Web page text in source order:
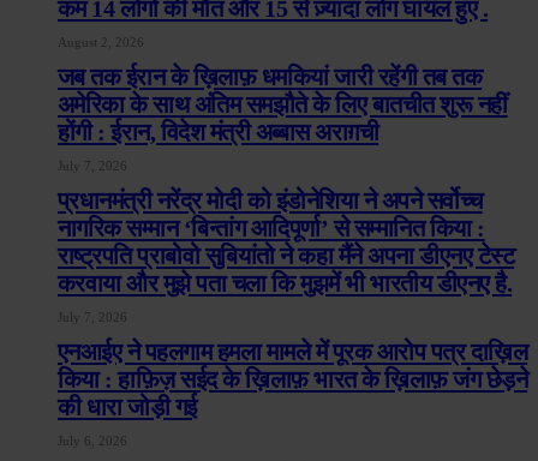
कम 14 लोगों की मौत और 15 से ज़्यादा लोग घायल हुए .
August 2, 2026
जब तक ईरान के ख़िलाफ़ धमकियां जारी रहेंगी तब तक
अमेरिका के साथ अंतिम समझौते के लिए बातचीत शुरू नहीं
होंगी : ईरान, विदेश मंत्री अब्बास अराग़ची
July 7, 2026
प्रधानमंत्री नरेंद्र मोदी को इंडोनेशिया ने अपने सर्वोच्च
नागरिक सम्मान ‘बिन्तांग आदिपूर्णा’ से सम्मानित किया :
राष्ट्रपति प्राबोवो सुबियांतो ने कहा मैंने अपना डीएनए टेस्ट
करवाया और मुझे पता चला कि मुझमें भी भारतीय डीएनए है.
July 7, 2026
एनआईए ने पहलगाम हमला मामले में पूरक आरोप पत्र दाख़िल
किया : हाफ़िज़ सईद के ख़िलाफ़ भारत के ख़िलाफ़ जंग छेड़ने
की धारा जोड़ी गई
July 6, 2026